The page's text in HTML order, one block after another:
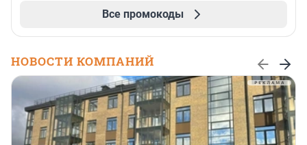
Все промокоды
НОВОСТИ КОМПАНИЙ